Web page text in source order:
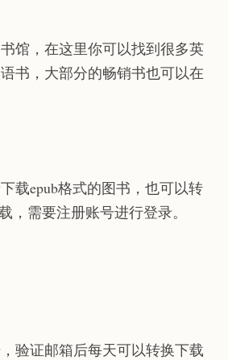
馆，在这里你可以找到很多英
书，大部分的畅销书也可以在
载epub格式的图书，也可以转
，需要注册账号进行登录。
验证邮箱后每天可以转换下载